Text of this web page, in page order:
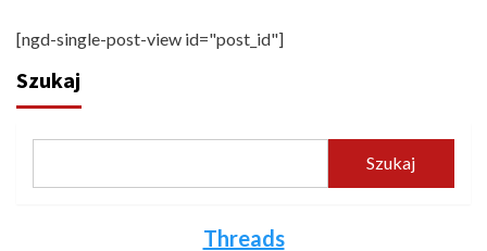
[ngd-single-post-view id="post_id"]
Szukaj
Szukaj
Threads